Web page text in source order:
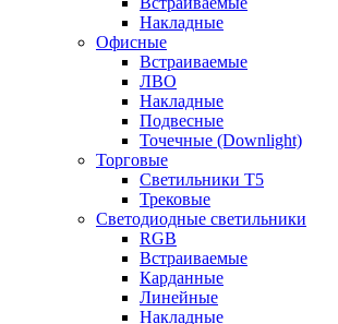
Накладные
Офисные
Встраиваемые
ЛВО
Накладные
Подвесные
Точечные (Downlight)
Торговые
Светильники Т5
Трековые
Светодиодные светильники
RGB
Встраиваемые
Карданные
Линейные
Накладные